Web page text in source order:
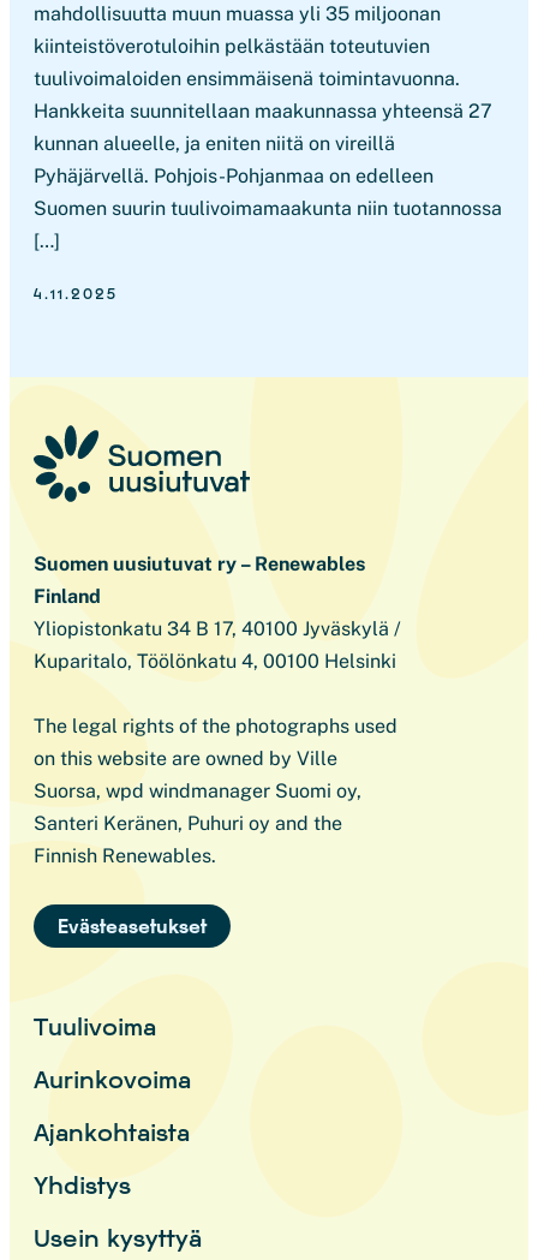
mahdollisuutta muun muassa yli 35 miljoonan
kiinteistöverotuloihin pelkästään toteutuvien
tuulivoimaloiden ensimmäisenä toimintavuonna.
Hankkeita suunnitellaan maakunnassa yhteensä 27
kunnan alueelle, ja eniten niitä on vireillä
Pyhäjärvellä. Pohjois-Pohjanmaa on edelleen
Suomen suurin tuulivoimamaakunta niin tuotannossa
[…]
4.11.2025
Suomen uusiutuvat ry – Renewables
Finland
Yliopistonkatu 34 B 17, 40100 Jyväskylä /
Kuparitalo, Töölönkatu 4, 00100 Helsinki
The legal rights of the photographs used
on this website are owned by Ville
Suorsa, wpd windmanager Suomi oy,
Santeri Keränen, Puhuri oy and the
Finnish Renewables.
Evästeasetukset
Tuulivoima
Aurinkovoima
Ajankohtaista
Yhdistys
Usein kysyttyä